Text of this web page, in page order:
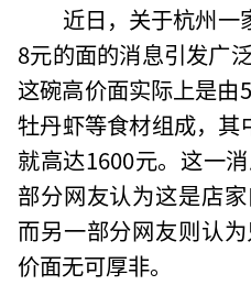
近日，关于杭州一
8元的面的消息引发广
这碗高价面实际上是由
牡丹虾等食材组成，
就高达1600元。这一
部分网友认为这是店
而另一部分网友则认
价面无可厚非。